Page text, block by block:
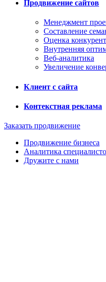
Продвижение сайтов
Менеджмент
Составление
Оценка
Внутренняя
Веб-аналитика
Увеличение
Клиент с сайта
Контекстная реклама
Заказать продвижение
Продвижение бизнеса
Аналитика
Дружите с нами